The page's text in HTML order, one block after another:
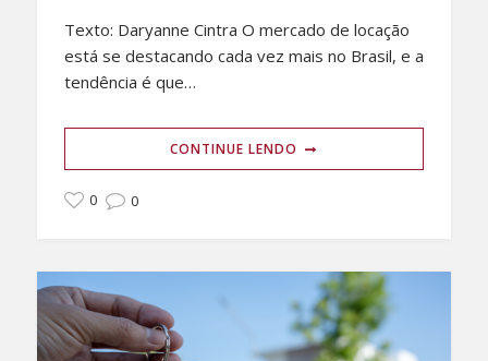
Texto: Daryanne Cintra O mercado de locação
está se destacando cada vez mais no Brasil, e a
tendência é que…
CONTINUE LENDO
0 0